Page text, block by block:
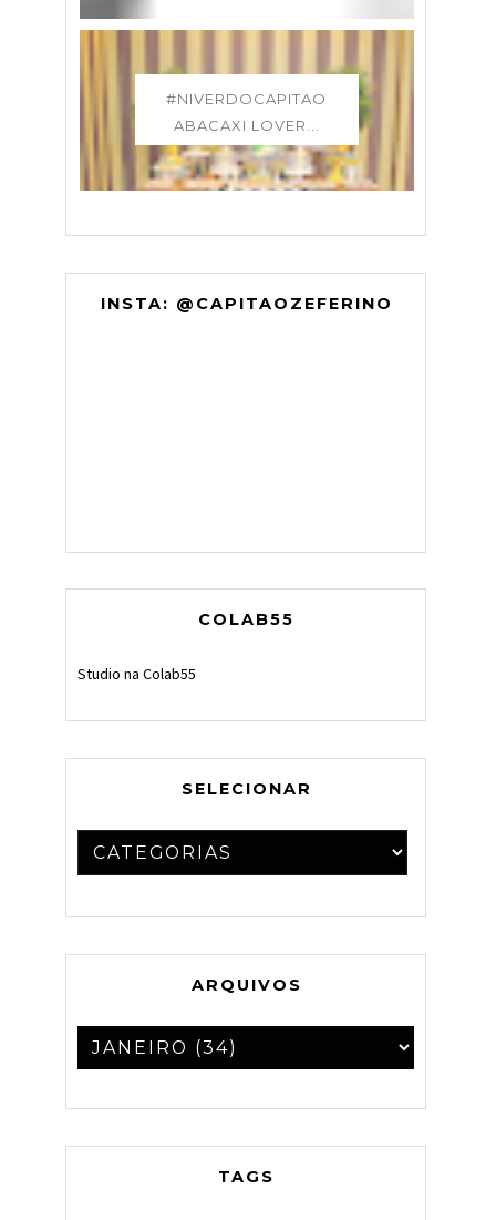
#NIVERDOCAPITAO
ABACAXI LOVER...
INSTA: @CAPITAOZEFERINO
COLAB55
Studio na Colab55
SELECIONAR
ARQUIVOS
TAGS